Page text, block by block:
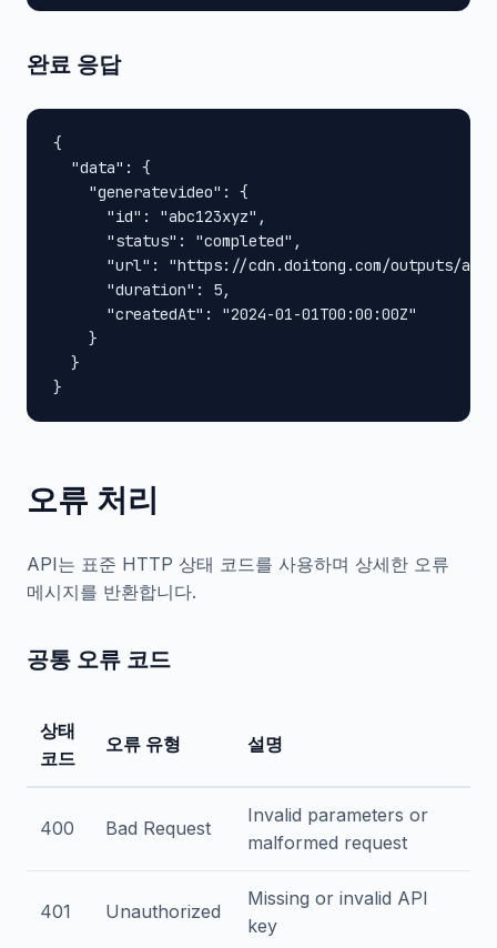
완료 응답
{
  "data": {
    "generatevideo": {
      "id": "abc123xyz",
      "status": "completed",
"url": "https://cdn.doitong.com/outputs/
      "duration": 5,
      "createdAt": "2024-01-01T00:00:00Z"
    }
  }
}
오류 처리
API는 표준 HTTP 상태 코드를 사용하며 상세한 오류
메시지를 반환합니다.
공통 오류 코드
상태
코드
오류 유형 설명
400 Bad Request
Invalid parameters or
malformed request
401 Unauthorized
Missing or invalid API
key